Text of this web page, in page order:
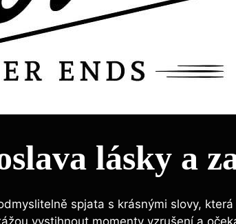
lásky a
spjata s krásnými slovy,